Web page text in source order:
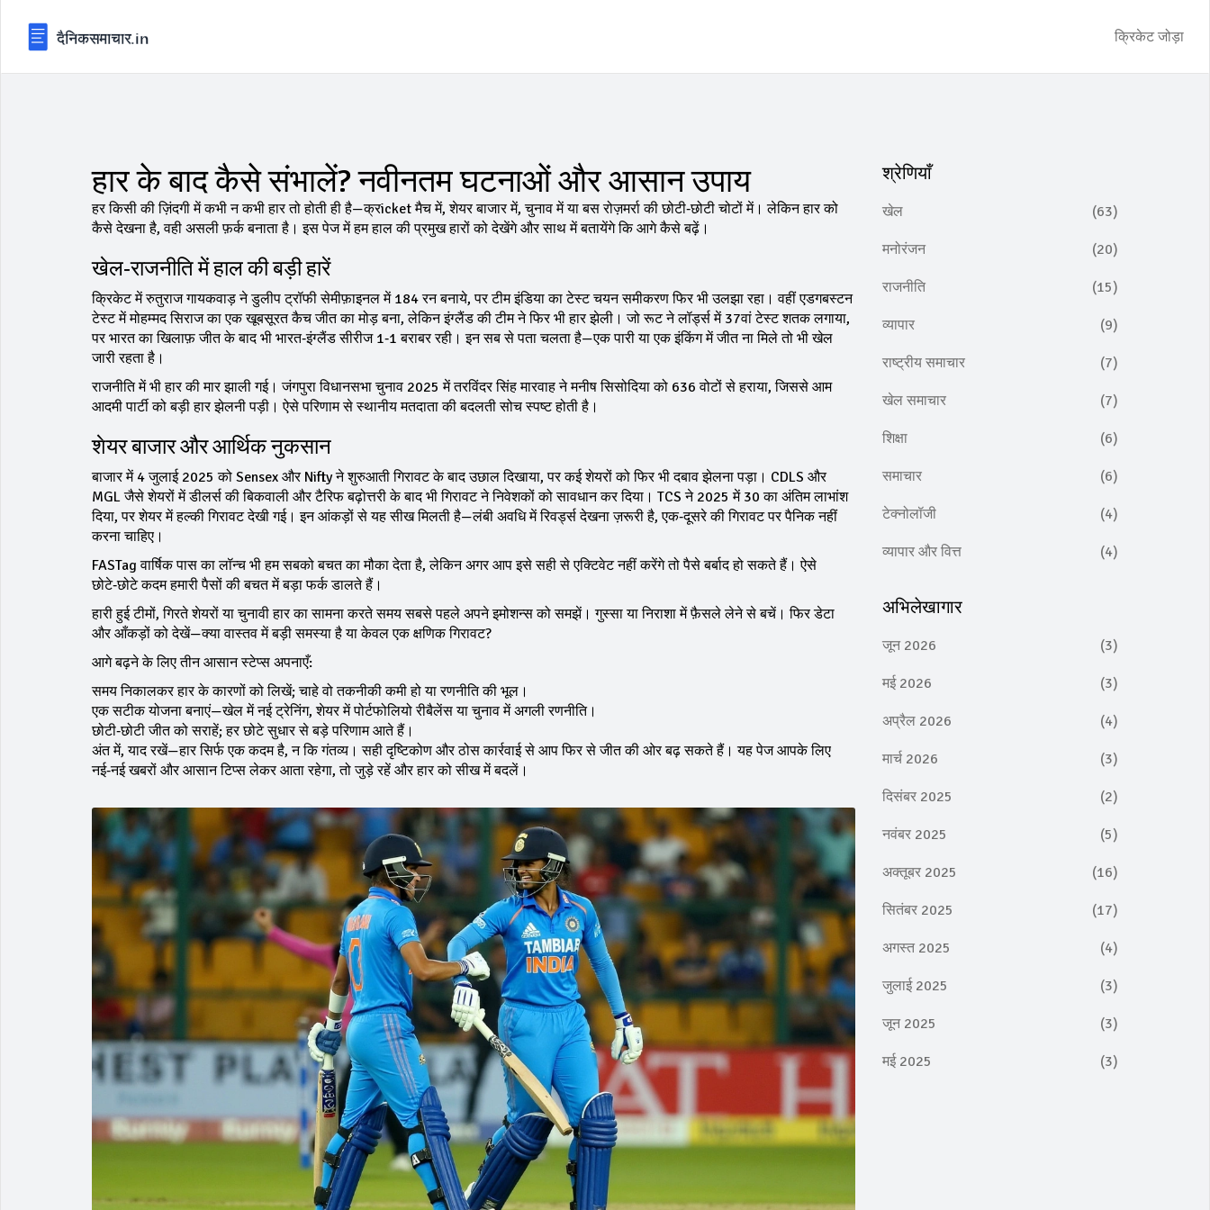
क्रिकेट जोड़ा
हार के बाद कैसे संभालें? नवीनतम घटनाओं और आसान उपाय
हर किसी की ज़िंदगी में कभी न कभी हार तो होती ही है—क्रicket मैच में, शेयर बाजार में, चुनाव में या बस रोज़मर्रा की छोटी‑छोटी चोटों में। लेकिन हार को
कैसे देखना है, वही असली फ़र्क बनाता है। इस पेज में हम हाल की प्रमुख हारों को देखेंगे और साथ में बतायेंगे कि आगे कैसे बढ़ें।
खेल‑राजनीति में हाल की बड़ी हारें
क्रिकेट में रुतुराज गायकवाड़ ने डुलीप ट्रॉफी सेमीफ़ाइनल में 184 रन बनाये, पर टीम इंडिया का टेस्ट चयन समीकरण फिर भी उलझा रहा। वहीं एडगबस्टन
टेस्ट में मोहम्मद सिराज का एक खूबसूरत कैच जीत का मोड़ बना, लेकिन इंग्लैंड की टीम ने फिर भी हार झेली। जो रूट ने लॉर्ड्स में 37वां टेस्ट शतक लगाया,
पर भारत का खिलाफ़ जीत के बाद भी भारत‑इंग्लैंड सीरीज 1‑1 बराबर रही। इन सब से पता चलता है—एक पारी या एक इंकिंग में जीत ना मिले तो भी खेल
जारी रहता है।
राजनीति में भी हार की मार झाली गई। जंगपुरा विधानसभा चुनाव 2025 में तरविंदर सिंह मारवाह ने मनीष सिसोदिया को 636 वोटों से हराया, जिससे आम
आदमी पार्टी को बड़ी हार झेलनी पड़ी। ऐसे परिणाम से स्थानीय मतदाता की बदलती सोच स्पष्ट होती है।
शेयर बाजार और आर्थिक नुकसान
बाजार में 4 जुलाई 2025 को Sensex और Nifty ने शुरुआती गिरावट के बाद उछाल दिखाया, पर कई शेयरों को फिर भी दबाव झेलना पड़ा। CDLS और
MGL जैसे शेयरों में डीलर्स की बिकवाली और टैरिफ बढ़ोत्तरी के बाद भी गिरावट ने निवेशकों को सावधान कर दिया। TCS ने 2025 में ₹30 का अंतिम लाभांश
दिया, पर शेयर में हल्की गिरावट देखी गई। इन आंकड़ों से यह सीख मिलती है—लंबी अवधि में रिवर्ड्स देखना ज़रूरी है, एक‑दूसरे की गिरावट पर पैनिक नहीं
करना चाहिए।
FASTag वार्षिक पास का लॉन्च भी हम सबको बचत का मौका देता है, लेकिन अगर आप इसे सही से एक्टिवेट नहीं करेंगे तो पैसे बर्बाद हो सकते हैं। ऐसे
छोटे‑छोटे कदम हमारी पैसों की बचत में बड़ा फर्क डालते हैं।
हारी हुई टीमों, गिरते शेयरों या चुनावी हार का सामना करते समय सबसे पहले अपने इमोशन्स को समझें। गुस्सा या निराशा में फ़ैसले लेने से बचें। फिर डेटा
और आँकड़ों को देखें—क्या वास्तव में बड़ी समस्या है या केवल एक क्षणिक गिरावट?
आगे बढ़ने के लिए तीन आसान स्टेप्स अपनाएँ:
समय निकालकर हार के कारणों को लिखें; चाहे वो तकनीकी कमी हो या रणनीति की भूल।
एक सटीक योजना बनाएं—खेल में नई ट्रेनिंग, शेयर में पोर्टफोलियो रीबैलेंस या चुनाव में अगली रणनीति।
छोटी‑छोटी जीत को सराहें; हर छोटे सुधार से बड़े परिणाम आते हैं।
अंत में, याद रखें—हार सिर्फ एक कदम है, न कि गंतव्य। सही दृष्टिकोण और ठोस कार्रवाई से आप फिर से जीत की ओर बढ़ सकते हैं। यह पेज आपके लिए
नई‑नई खबरों और आसान टिप्स लेकर आता रहेगा, तो जुड़े रहें और हार को सीख में बदलें।
श्रेणियाँ
खेल (63)
मनोरंजन (20)
राजनीति (15)
व्यापार (9)
राष्ट्रीय समाचार (7)
खेल समाचार (7)
शिक्षा (6)
समाचार (6)
टेक्नोलॉजी (4)
व्यापार और वित्त (4)
अभिलेखागार
जून 2026 (3)
मई 2026 (3)
अप्रैल 2026 (4)
मार्च 2026 (3)
दिसंबर 2025 (2)
नवंबर 2025 (5)
अक्तूबर 2025 (16)
सितंबर 2025 (17)
अगस्त 2025 (4)
जुलाई 2025 (3)
जून 2025 (3)
मई 2025 (3)